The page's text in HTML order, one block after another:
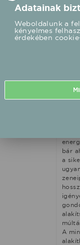
és
bár
a
A
Adatainak
Weboldalunk a
kényelmes
érdekében